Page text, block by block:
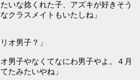
いな捻くれた子、アズキが好きそう
クラスメイトもいたしね」
オ男子？」
男子やなくてなにわ男子やよ。４月
たみたいやね」